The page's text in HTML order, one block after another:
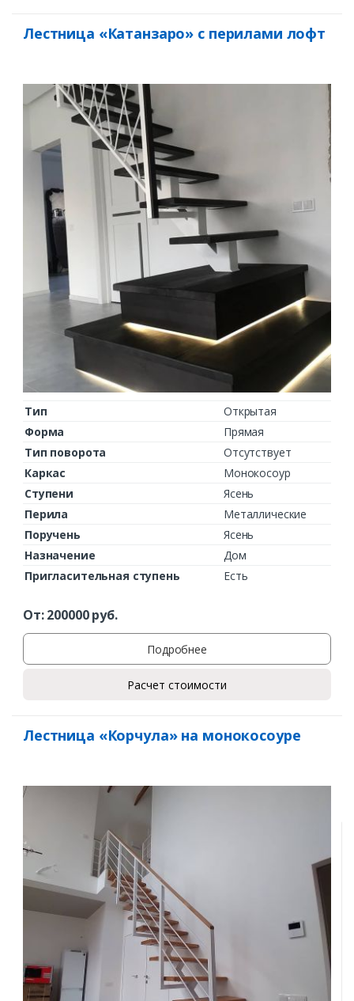
Лестница «Катанзаро» с перилами лофт
Тип
Открытая
Форма
Прямая
Тип поворота
Отсутствует
Каркас
Монокосоур
Ступени
Ясень
Перила
Металлические
Поручень
Ясень
Назначение
Дом
Пригласительная ступень
Есть
От:200000руб.
Подробнее
Расчет стоимости
Лестница «Корчула» на монокосоуре